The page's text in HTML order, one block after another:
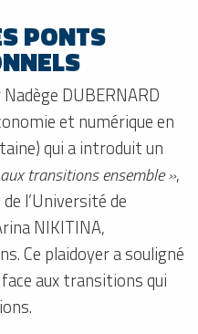
PONTS
DUBERNARD
et numérique en
qui a introduit un
transitions ensemble »,
l’Université de
NIKITINA,
Ce plaidoyer a souligné
aux transitions qui